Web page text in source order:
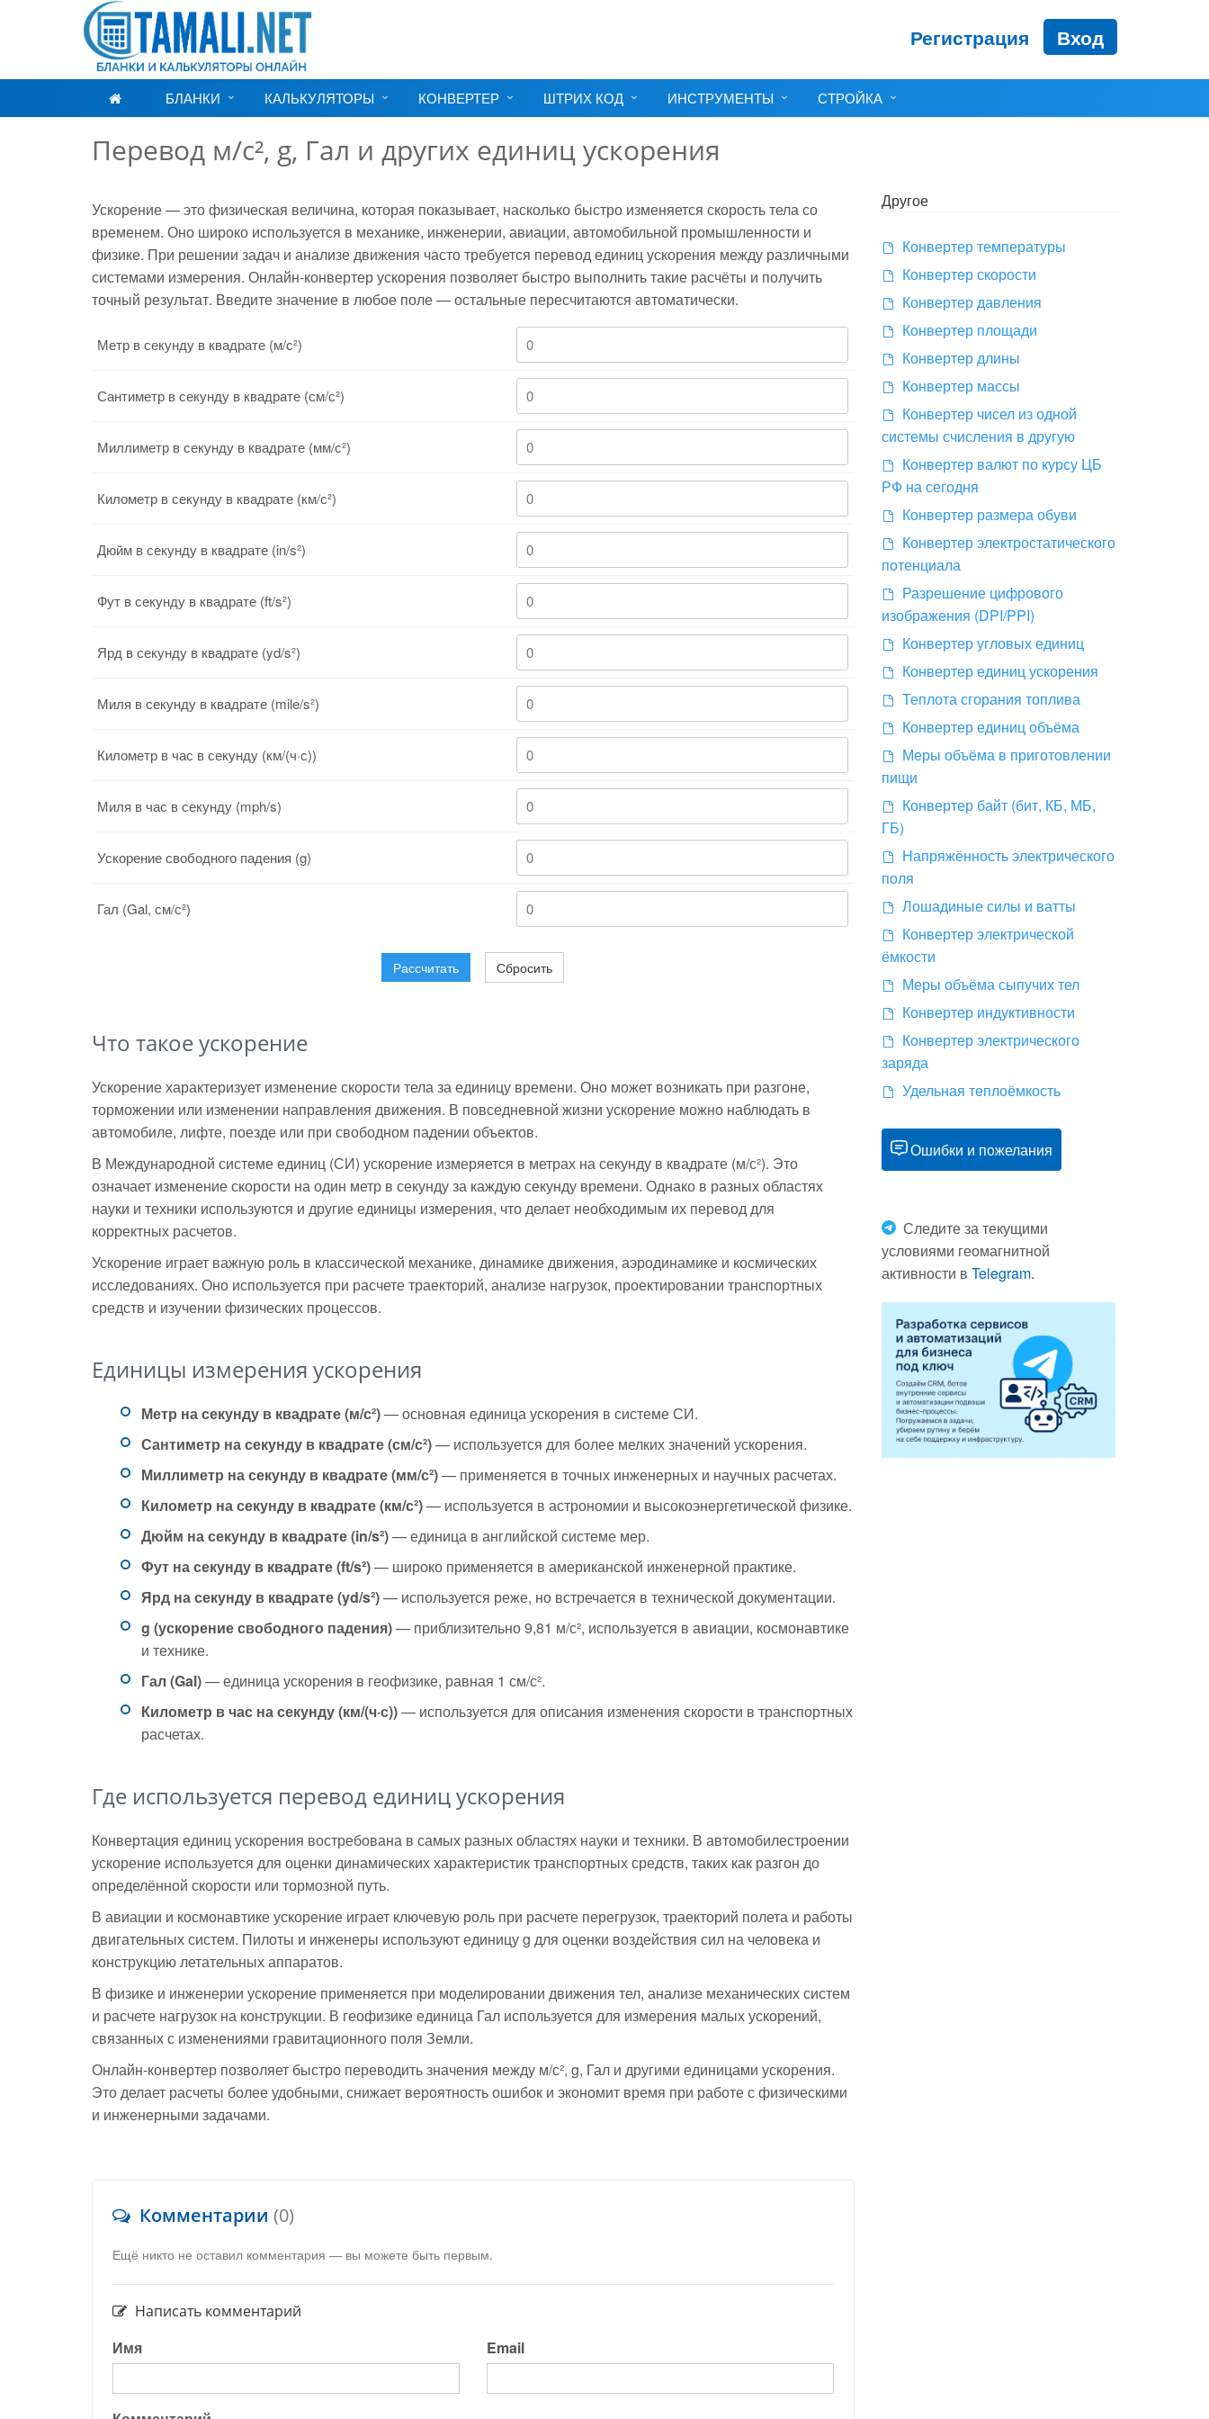
Регистрация Вход
БЛАНКИ КАЛЬКУЛЯТОРЫ КОНВЕРТЕР ШТРИХ КОД ИНСТРУМЕНТЫ СТРОЙКА
Перевод м/с², g, Гал и других единиц ускорения
Ускорение — это физическая величина, которая показывает, насколько быстро изменяется скорость тела со
временем. Оно широко используется в механике, инженерии, авиации, автомобильной промышленности и
физике. При решении задач и анализе движения часто требуется перевод единиц ускорения между различными
системами измерения. Онлайн-конвертер ускорения позволяет быстро выполнить такие расчёты и получить
точный результат. Введите значение в любое поле — остальные пересчитаются автоматически.
Метр в секунду в квадрате (м/с²)
Сантиметр в секунду в квадрате (см/с²)
Миллиметр в секунду в квадрате (мм/с²)
Километр в секунду в квадрате (км/с²)
Дюйм в секунду в квадрате (in/s²)
Фут в секунду в квадрате (ft/s²)
Ярд в секунду в квадрате (yd/s²)
Миля в секунду в квадрате (mile/s²)
Километр в час в секунду (км/(ч·с))
Миля в час в секунду (mph/s)
Ускорение свободного падения (g)
Гал (Gal, см/с²)
Рассчитать Сбросить
Что такое ускорение
Ускорение характеризует изменение скорости тела за единицу времени. Оно может возникать при разгоне,
торможении или изменении направления движения. В повседневной жизни ускорение можно наблюдать в
автомобиле, лифте, поезде или при свободном падении объектов.
В Международной системе единиц (СИ) ускорение измеряется в метрах на секунду в квадрате (м/с²). Это
означает изменение скорости на один метр в секунду за каждую секунду времени. Однако в разных областях
науки и техники используются и другие единицы измерения, что делает необходимым их перевод для
корректных расчетов.
Ускорение играет важную роль в классической механике, динамике движения, аэродинамике и космических
исследованиях. Оно используется при расчете траекторий, анализе нагрузок, проектировании транспортных
средств и изучении физических процессов.
Единицы измерения ускорения
Метр на секунду в квадрате (м/с²)— основная единица ускорения в системе СИ.
Сантиметр на секунду в квадрате (см/с²)— используется для более мелких значений ускорения.
Миллиметр на секунду в квадрате (мм/с²)— применяется в точных инженерных и научных расчетах.
Километр на секунду в квадрате (км/с²)— используется в астрономии и высокоэнергетической физике.
Дюйм на секунду в квадрате (in/s²)— единица в английской системе мер.
Фут на секунду в квадрате (ft/s²)— широко применяется в американской инженерной практике.
Ярд на секунду в квадрате (yd/s²)— используется реже, но встречается в технической документации.
g (ускорение свободного падения)— приблизительно 9,81 м/с², используется в авиации, космонавтике
и технике.
Гал (Gal)— единица ускорения в геофизике, равная 1 см/с².
Километр в час на секунду (км/(ч·с))— используется для описания изменения скорости в транспортных
расчетах.
Где используется перевод единиц ускорения
Конвертация единиц ускорения востребована в самых разных областях науки и техники. В автомобилестроении
ускорение используется для оценки динамических характеристик транспортных средств, таких как разгон до
определённой скорости или тормозной путь.
В авиации и космонавтике ускорение играет ключевую роль при расчете перегрузок, траекторий полета и работы
двигательных систем. Пилоты и инженеры используют единицу g для оценки воздействия сил на человека и
конструкцию летательных аппаратов.
В физике и инженерии ускорение применяется при моделировании движения тел, анализе механических систем
и расчете нагрузок на конструкции. В геофизике единица Гал используется для измерения малых ускорений,
связанных с изменениями гравитационного поля Земли.
Онлайн-конвертер позволяет быстро переводить значения между м/с², g, Гал и другими единицами ускорения.
Это делает расчеты более удобными, снижает вероятность ошибок и экономит время при работе с физическими
и инженерными задачами.
Комментарии (0)
Ещё никто не оставил комментария — вы можете быть первым.
Написать комментарий
Имя Email
Другое
Конвертер температуры
Конвертер скорости
Конвертер давления
Конвертер площади
Конвертер длины
Конвертер массы
Конвертер чисел из одной
системы счисления в другую
Конвертер валют по курсу ЦБ
РФ на сегодня
Конвертер размера обуви
Конвертер электростатического
потенциала
Разрешение цифрового
изображения (DPI/PPI)
Конвертер угловых единиц
Конвертер единиц ускорения
Теплота сгорания топлива
Конвертер единиц объёма
Меры объёма в приготовлении
пищи
Конвертер байт (бит, КБ, МБ,
ГБ)
Напряжённость электрического
поля
Лошадиные силы и ватты
Конвертер электрической
ёмкости
Меры объёма сыпучих тел
Конвертер индуктивности
Конвертер электрического
заряда
Удельная теплоёмкость
Ошибки и пожелания
Следите за текущими
условиями геомагнитной
активности в Telegram.